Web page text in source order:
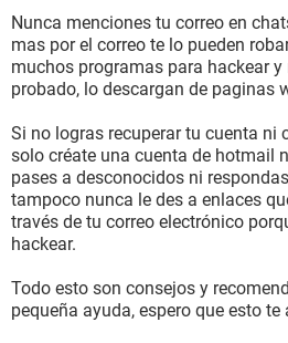
Nunca menciones tu correo en
mas por el correo te lo pueden
muchos programas para hackear
probado, lo descargan de paginas
Si no logras recuperar tu cuenta ni
solo créate una cuenta de hotmail
pases a desconocidos ni
tampoco nunca le des a enlaces
través de tu correo electrónico
hackear.
Todo esto son consejos y
pequeña ayuda, espero que esto